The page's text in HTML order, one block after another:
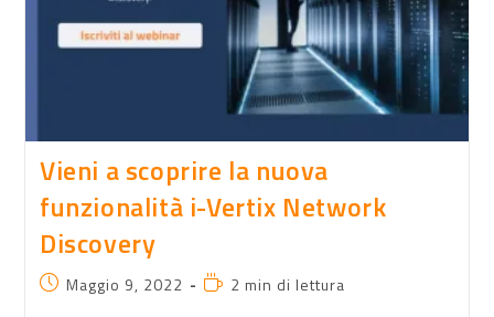
Vieni a scoprire la nuova
funzionalità i-Vertix Network
Discovery
Maggio 9, 2022 2 min di lettura